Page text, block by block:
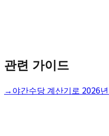
관련 가이드
→야간수당 계산기로 2026